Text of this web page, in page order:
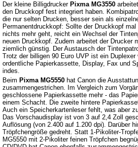
Der kleine Billigdrucker Pixma MG3550
den Druckkopf fest integriert haben.
die nur selten Drucken, besser sein als
Permanentdruckkopf: Sollte der Druckkopf
nichts mehr geht, reicht ein Wechsel der
neuen Druckkopf. Zudem arbeitet der Drucker
ziemlich günstig. Der Austausch der
Trotz der billigen 90 Euro UVP ist ein Duplexer
ordentliche Papierkassette, Display, Fax und
indes.
Beim Pixma MG5550 hat Canon die
zusammengestrichen. Im Vergleich zum
geschlossene Papierkassette mehr - das
einem Schacht. Die zweite hintere
Auch ein Speicherkartenleser fehlt, was aber
Das Vorschaudisplay ist von 3 auf 2,4 Zoll
Auflösung (von 2.400 auf 1.200 dpi). Darüber
Tröpfchengröße gedreht. Statt 1-Pikoliter-
MG5550 mit 2-Pikoliter feinen Tröpfchen